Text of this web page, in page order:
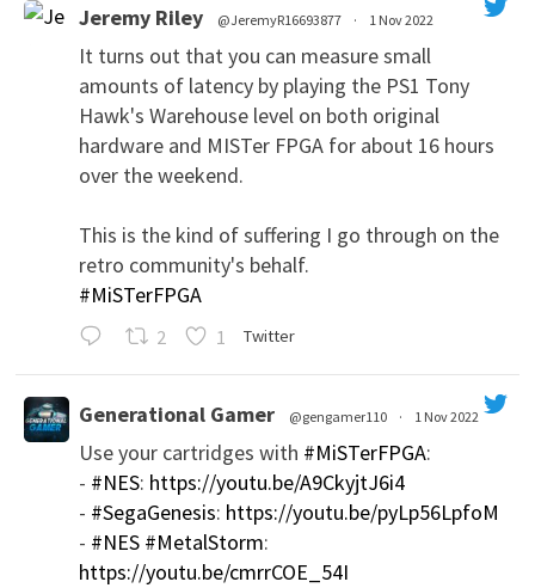
Jeremy Riley @JeremyR16693877 · 1 Nov 2022
It turns out that you can measure small
amounts of latency by playing the PS1 Tony
Hawk's Warehouse level on both original
hardware and MISTer FPGA for about 16 hours
over the weekend.
This is the kind of suffering I go through on the
retro community's behalf.
#MiSTerFPGA
2 1 Twitter
Generational Gamer @gengamer110 · 1 Nov 2022
Use your cartridges with #MiSTerFPGA:
- #NES: https://youtu.be/A9CkyjtJ6i4
- #SegaGenesis: https://youtu.be/pyLp56LpfoM
- #NES #MetalStorm:
https://youtu.be/cmrrCOE_54I